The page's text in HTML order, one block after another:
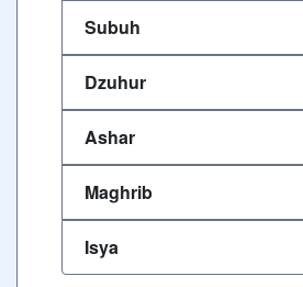
Subuh
Dzuhur
Ashar
Maghrib
Isya